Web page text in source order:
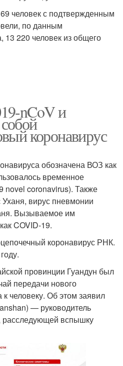
человек с подтвержденным
по данным
220 человек из общего
nCoV и
коронавирус
обозначена ВОЗ как
временное
novel coronavirus). Также
Уханя, вирус пневмонии
Вызываемое им
COVID-19.
коронавирус РНК.
провинции Гуандун был
передачи нового
к человеку. Об этом заявил
— руководитель
расследующей вспышку